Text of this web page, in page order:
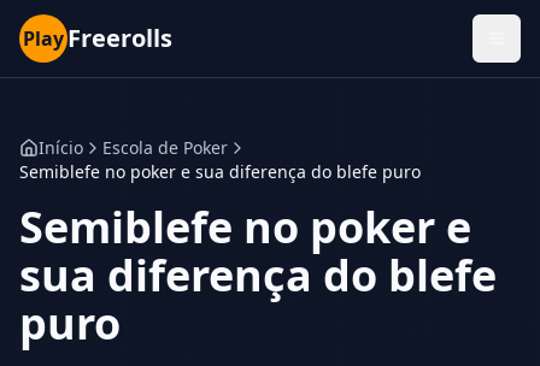
PlayFreerolls
Início
Escola de Poker
Semiblefe no poker e sua diferença do blefe puro
Semiblefe no poker e
sua diferença do blefe
puro